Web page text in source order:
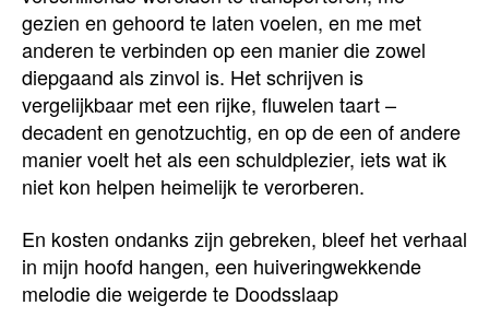
gezien en gehoord te laten voelen, en me met
anderen te verbinden op een manier die zowel
diepgaand als zinvol is. Het schrijven is
vergelijkbaar met een rijke, fluwelen taart –
decadent en genotzuchtig, en op de een of andere
manier voelt het als een schuldplezier, iets wat ik
niet kon helpen heimelijk te verorberen.
En kosten ondanks zijn gebreken, bleef het verhaal
in mijn hoofd hangen, een huiveringwekkende
melodie die weigerde te Doodsslaap